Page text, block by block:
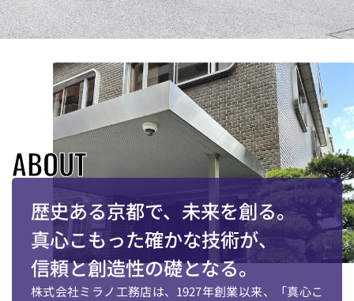
ABOUT
歴史ある京都で、未来を創る。
真心こもった確かな技術が、
信頼と創造性の礎となる。
株式会社ミラノ工務店は、1927年創業以来、「真心こ